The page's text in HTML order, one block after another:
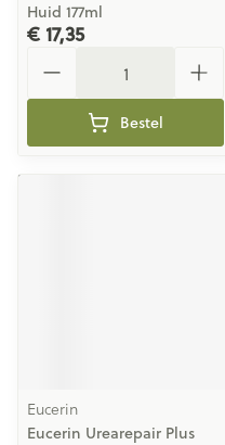
Huid 177ml
€ 17,35
Bestel
Eucerin
Eucerin Urearepair Plus